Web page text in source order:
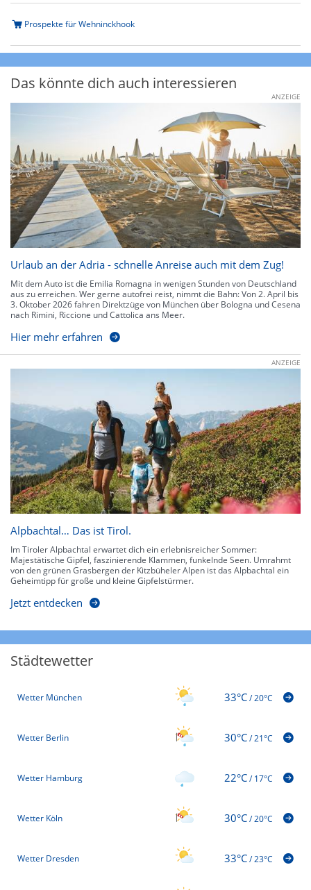
Prospekte für Wehninckhook
Das könnte dich auch interessieren
ANZEIGE
Urlaub an der Adria - schnelle Anreise auch mit dem Zug!
Mit dem Auto ist die Emilia Romagna in wenigen Stunden von Deutschland
aus zu erreichen. Wer gerne autofrei reist, nimmt die Bahn: Von 2. April bis
3. Oktober 2026 fahren Direktzüge von München über Bologna und Cesena
nach Rimini, Riccione und Cattolica ans Meer.
Hier mehr erfahren
ANZEIGE
Alpbachtal… Das ist Tirol.
Im Tiroler Alpbachtal erwartet dich ein erlebnisreicher Sommer:
Majestätische Gipfel, faszinierende Klammen, funkelnde Seen. Umrahmt
von den grünen Grasbergen der Kitzbüheler Alpen ist das Alpbachtal ein
Geheimtipp für große und kleine Gipfelstürmer.
Jetzt entdecken
Städtewetter
Wetter München 33°C/20°C
Wetter Berlin 30°C/21°C
Wetter Hamburg 22°C/17°C
Wetter Köln 30°C/20°C
Wetter Dresden 33°C/23°C